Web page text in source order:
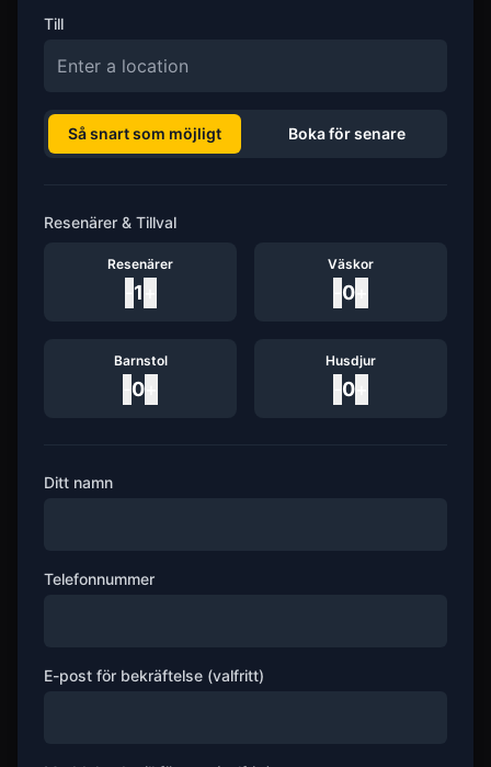
Till
Så snart som möjligt Boka för senare
Resenärer & Tillval
Resenärer
1
Väskor
0
Barnstol
0
Husdjur
0
Ditt namn
Telefonnummer
E-post för bekräftelse (valfritt)